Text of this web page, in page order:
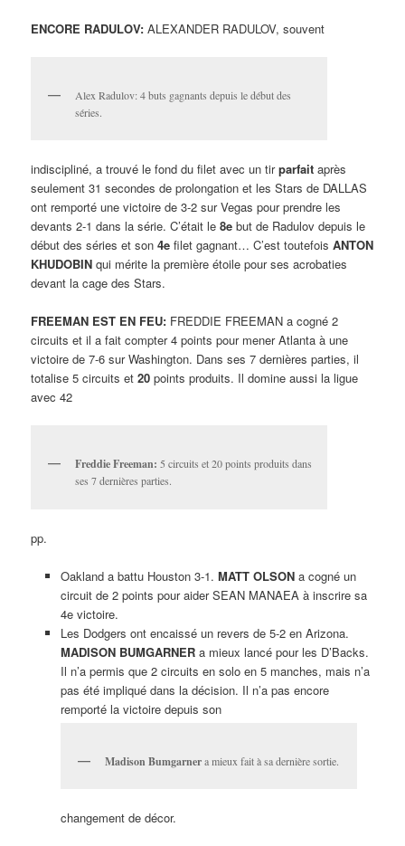
ENCORE RADULOV:ALEXANDER RADULOV, souvent
Alex Radulov: 4 buts gagnants depuis le début des
séries.
indiscipliné, a trouvé le fond du filet avec un tirparfait après
seulement 31 secondes de prolongation et les Stars de DALLAS
ont remporté une victoire de 3-2 sur Vegas pour prendre les
devants 2-1 dans la série. C’était le8e but de Radulov depuis le
début des séries et son4e filet gagnant… C’est toutefoisANTON
KHUDOBIN qui mérite la première étoile pour ses acrobaties
devant la cage des Stars.
FREEMAN EST EN FEU: FREDDIE FREEMAN a cogné 2
circuits et il a fait compter 4 points pour mener Atlanta à une
victoire de 7-6 sur Washington. Dans ses 7 dernières parties, il
totalise 5 circuits et20 points produits. Il domine aussi la ligue
avec 42
Freddie Freeman: 5 circuits et 20 points produits dans
ses 7 dernières parties.
pp.
Oakland a battu Houston 3-1. MATT OLSONa cogné un
circuit de 2 points pour aider SEAN MANAEA à inscrire sa
4e victoire.
Les Dodgers ont encaissé un revers de 5-2 en Arizona.
MADISON BUMGARNERa mieux lancé pour les D’Backs.
Il n’a permis que 2 circuits en solo en 5 manches, mais n’a
pas été impliqué dans la décision. Il n’a pas encore
remporté la victoire depuis son
Madison Bumgarnera mieux fait à sa dernière sortie.
changement de décor.